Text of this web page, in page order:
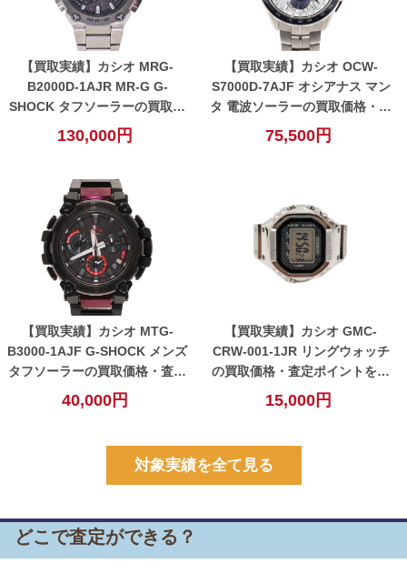
【買取実績】カシオ MRG-
B2000D-1AJR MR-G G-
SHOCK タフソーラーの買取価
格・査定ポイントを公開！【小
牧】
130,000円
【買取実績】カシオ OCW-
S7000D-7AJF オシアナス マン
タ 電波ソーラーの買取価格・査
定ポイントを公開！【小牧】
75,500円
【買取実績】カシオ MTG-
B3000-1AJF G-SHOCK メンズ
タフソーラーの買取価格・査定
ポイントを公開！【小牧】
40,000円
【買取実績】カシオ GMC-
CRW-001-1JR リングウォッチ
の買取価格・査定ポイントを公
開！【小牧】
15,000円
対象実績を全て見る
どこで査定ができる？